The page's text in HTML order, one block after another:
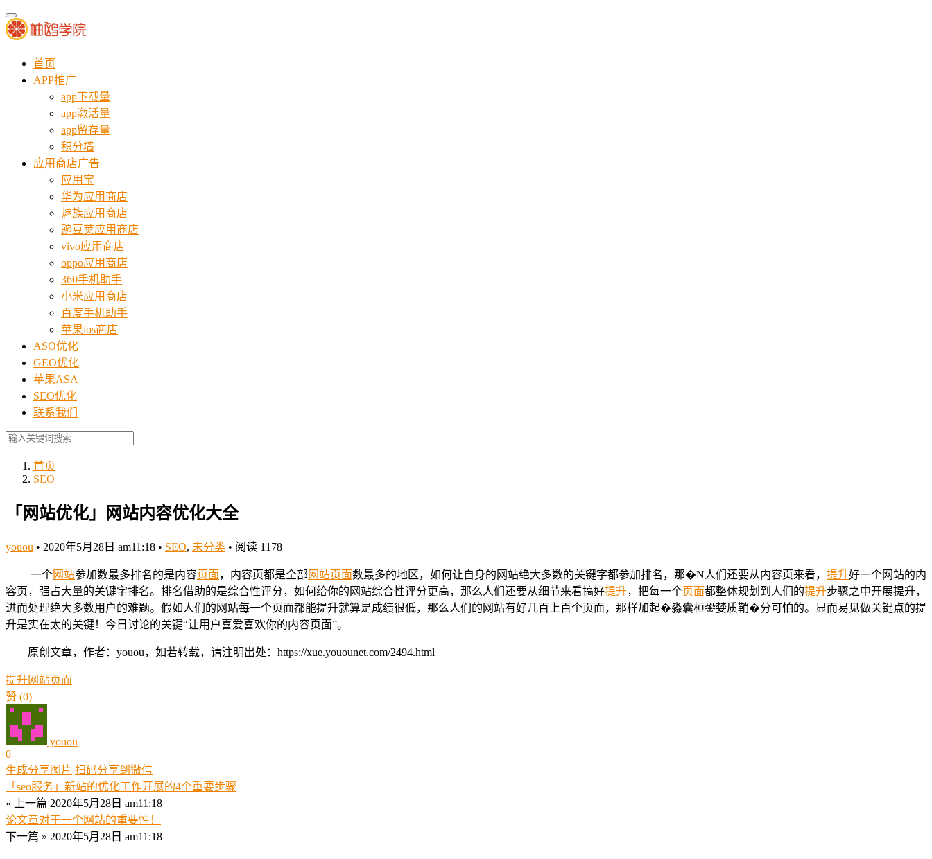
首页
APP推广
app下载量
app激活量
app留存量
积分墙
应用商店广告
应用宝
华为应用商店
魅族应用商店
豌豆荚应用商店
vivo应用商店
oppo应用商店
360手机助手
小米应用商店
百度手机助手
苹果ios商店
ASO优化
GEO优化
苹果ASA
SEO优化
联系我们
首页
SEO
「网站优化」网站内容优化大全
youou • 2020年5月28日 am11:18 • SEO, 未分类 • 阅读 1178
一个网站参加数最多排名的是内容页面，内容页都是全部 网站页面数最多的地区，如何让自身的网站绝大多数的关键字都参加排名，那�N人们还要从内容页来看， 提升好一个网站的内
容页，强占大量的关键字排名。排名借助的是综合性评分，如何给你的网站综合性评分更高，那么人们还要从细节来看搞好提升，把每一个页面都整体规划到人们的提升步骤之中开展提升，
进而处理绝大多数用户的难题。假如人们的网站每一个页面都能提升就算是成绩很低，那么人们的网站有好几百上百个页面，那样加起�淼囊桓銎婪质鞘�分可怕的。显而易见做关键点的提
升是实在太的关键！今日讨论的关键“让用户喜爱喜欢你的内容页面”。
原创文章，作者：youou，如若转载，请注明出处：https://xue.youounet.com/2494.html
提升网站页面
赞 (0)
youou
0
生成分享图片 扫码分享到微信
「seo服务」新站的优化工作开展的4个重要步骤
« 上一篇 2020年5月28日 am11:18
论文章对于一个网站的重要性！
下一篇 » 2020年5月28日 am11:18